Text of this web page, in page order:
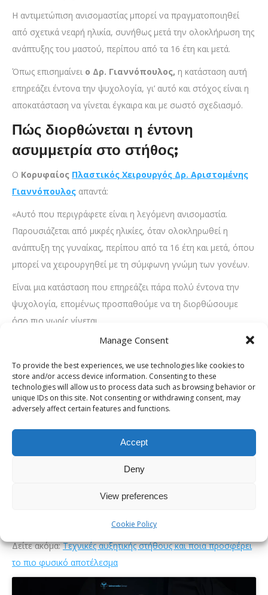
Manage Consent
To provide the best experiences, we use technologies like cookies to
store and/or access device information. Consenting to these
technologies will allow us to process data such as browsing behavior or
unique IDs on this site. Not consenting or withdrawing consent, may
adversely affect certain features and functions.
Accept
Deny
View preferences
Cookie Policy
Η αντιμετώπιση ανισομαστίας μπορεί να πραγματοποιηθεί
από σχετικά νεαρή ηλικία, συνήθως μετά την ολοκλήρωση της
ανάπτυξης του μαστού, περίπου από τα 16 έτη και μετά.
Όπως επισημαίνει ο Δρ. Γιαννόπουλος, η κατάσταση αυτή
επηρεάζει έντονα την ψυχολογία, γι’ αυτό και στόχος είναι η
αποκατάσταση να γίνεται έγκαιρα και με σωστό σχεδιασμό.
Πώς διορθώνεται η έντονη
ασυμμετρία στο στήθος;
Ο Κορυφαίος Πλαστικός Χειρουργός Δρ. Αριστομένης
Γιαννόπουλος απαντά:
«Αυτό που περιγράφετε είναι η λεγόμενη ανισομαστία.
Παρουσιάζεται από μικρές ηλικίες, όταν ολοκληρωθεί η
ανάπτυξη της γυναίκας, περίπου από τα 16 έτη και μετά, όπου
μπορεί να χειρουργηθεί με τη σύμφωνη γνώμη των γονέων.
Είναι μια κατάσταση που επηρεάζει πάρα πολύ έντονα την
ψυχολογία, επομένως προσπαθούμε να τη διορθώσουμε
όσο πιο νωρίς γίνεται.
Η προσέγγιση περιλαμβάνει χρήση ενθέματος στον μαστό
που είναι πιο μικρός και διαφορετική προσαρμογή στον
μεγαλύτερο μαστό, συχνά σε συνδυασμό με μαστοπηξία,
ώστε να πετύχουμε ένα όσο το δυνατόν πιο συμμετρικό
αποτέλεσμα.
Είναι μια διαδικασία απόλυτα ασφαλής, γρήγορη και βοηθά
σημαντικά στην εξάλειψη της ψυχολογικής πίεσης που
Δείτε ακόμα:Τεχνικές αυξητικής στήθους και ποια προσφέρει
το πιο φυσικό αποτέλεσμα